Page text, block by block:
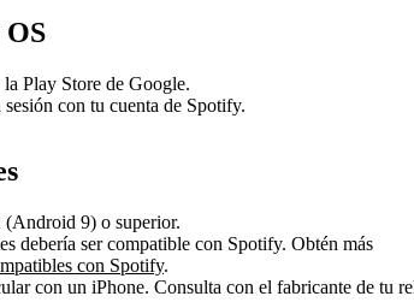
Play Store de Google.
con tu cuenta de Spotify.
9) o superior.
debería ser compatible con Spotify. Obtén más
con Spotify.
con un iPhone. Consulta con el fabricante de tu